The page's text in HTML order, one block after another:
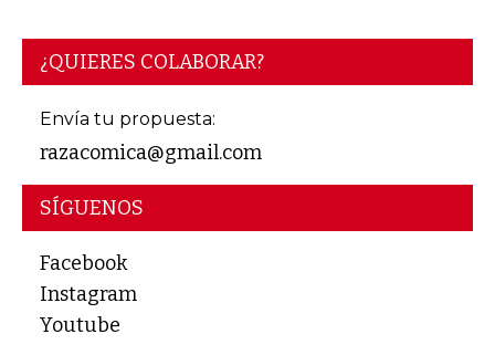
¿QUIERES COLABORAR?
Envía tu propuesta:
razacomica@gmail.com
SÍGUENOS
Facebook
Instagram
Youtube